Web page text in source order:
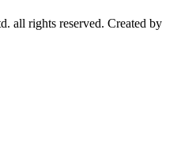
all rights reserved. Created by